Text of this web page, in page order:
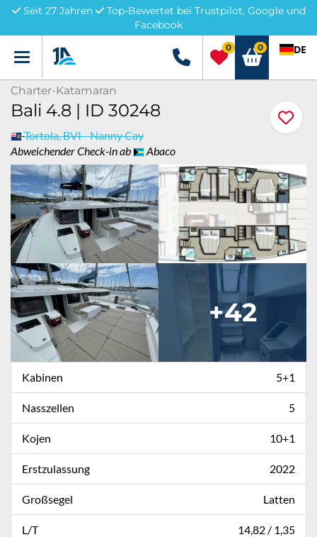
Seit 27 Jahren
Top-Bewertet bei Trustpilot, Google und
Facebook
Menü +49 5741 3222690
0 0 DE
Charter-Katamaran
Bali 4.8 | ID 30248
Tortola, BVI - Nanny Cay
Abweichender Check-in ab
Abaco
+42
Kabinen 5+1
Nasszellen 5
Kojen 10+1
Erstzulassung 2022
Großsegel Latten
L/T 14,82 / 1,35